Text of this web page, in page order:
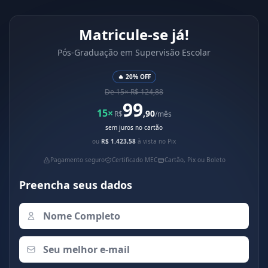
Matricule-se já!
Pós-Graduação em Supervisão Escolar
🔥 20% OFF
De 15× R$ 124,88
15× R$99,90/mês
sem juros no cartão
ou R$ 1.423,58 à vista no Pix
Pagamento seguro Certificado MEC Cartão, Pix ou Boleto
Preencha seus dados